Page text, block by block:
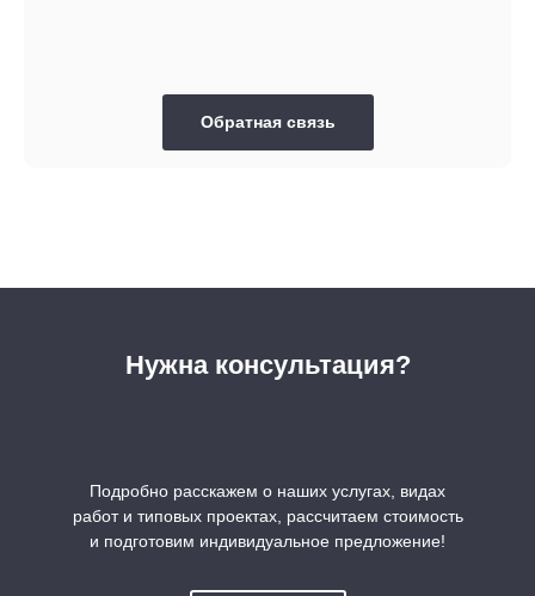
Обратная связь
Нужна консультация?
Подробно расскажем о наших услугах, видах
работ и типовых проектах, рассчитаем стоимость
и подготовим индивидуальное предложение!